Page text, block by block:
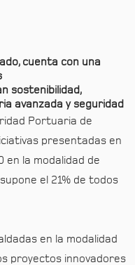
cuenta con una
sostenibilidad,
avanzada y seguridad
Portuaria de
presentadas en
en la modalidad de
el 21% de todos
en la modalidad
proyectos innovadores